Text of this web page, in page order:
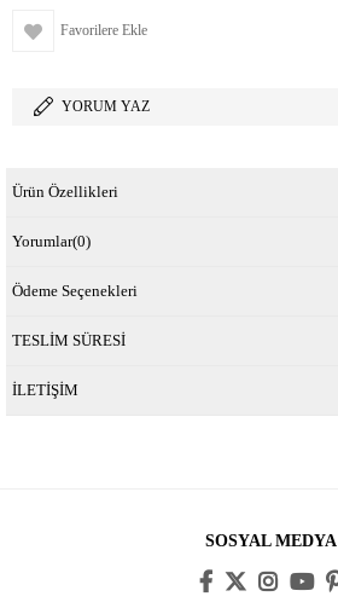
Favorilere Ekle
YORUM YAZ
Ürün Özellikleri
Yorumlar(0)
Ödeme Seçenekleri
TESLİM SÜRESİ
İLETİŞİM
SOSYAL MEDYA